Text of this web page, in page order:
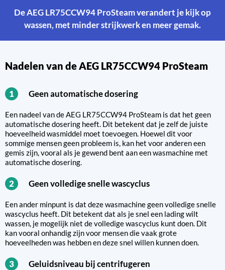
De AEG LR75CCW94 ProSteam verandert je kijk op
wassen, met minder strijkwerk en meer gemak.
Nadelen van de AEG LR75CCW94 ProSteam
1 Geen automatische dosering
Een nadeel van de AEG LR75CCW94 ProSteam is dat het geen
automatische dosering heeft. Dit betekent dat je zelf de juiste
hoeveelheid wasmiddel moet toevoegen. Hoewel dit voor
sommige mensen geen probleem is, kan het voor anderen een
gemis zijn, vooral als je gewend bent aan een wasmachine met
automatische dosering.
2 Geen volledige snelle wascyclus
Een ander minpunt is dat deze wasmachine geen volledige snelle
wascyclus heeft. Dit betekent dat als je snel een lading wilt
wassen, je mogelijk niet de volledige wascyclus kunt doen. Dit
kan vooral onhandig zijn voor mensen die vaak grote
hoeveelheden was hebben en deze snel willen kunnen doen.
3 Geluidsniveau bij centrifugeren